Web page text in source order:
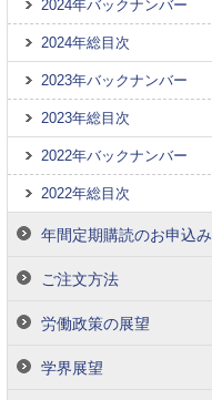
2024年バックナンバー
2024年総目次
2023年バックナンバー
2023年総目次
2022年バックナンバー
2022年総目次
年間定期購読のお申込み
ご注文方法
労働政策の展望
学界展望